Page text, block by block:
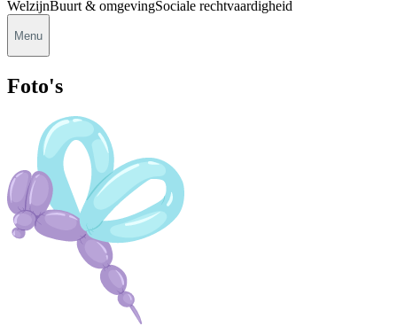
WelzijnBuurt & omgevingSociale rechtvaardigheid
Menu
Foto's